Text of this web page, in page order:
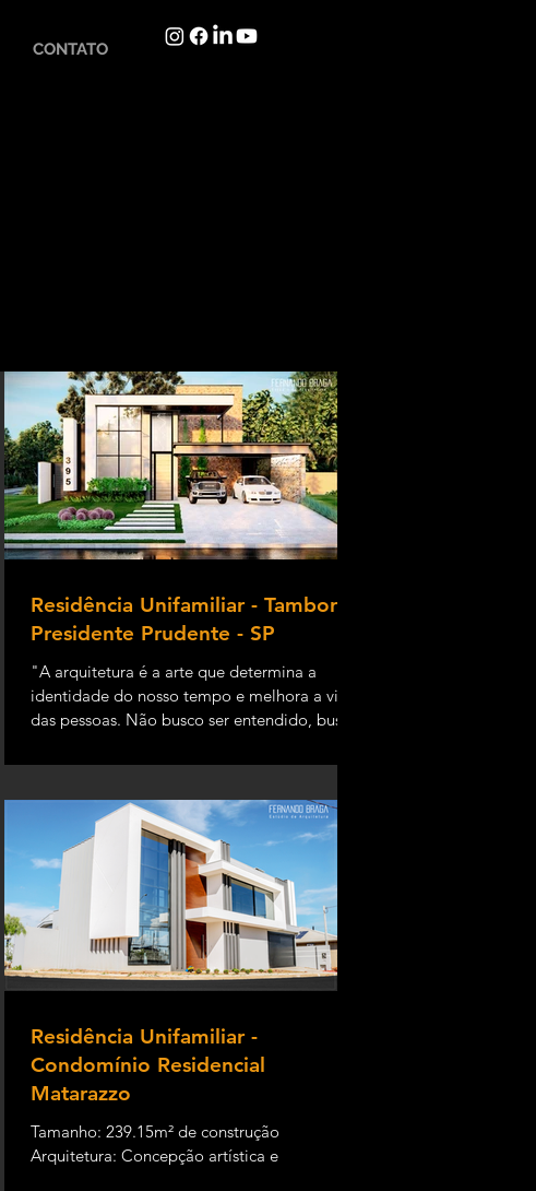
CONTATO
Residência Unifamiliar - Tamboré -
Presidente Prudente - SP
"A arquitetura é a arte que determina a
identidade do nosso tempo e melhora a vida
das pessoas. Não busco ser entendido, busco
Residência Unifamiliar -
Condomínio Residencial
Matarazzo
Tamanho: 239.15m² de construção
Arquitetura: Concepção artística e